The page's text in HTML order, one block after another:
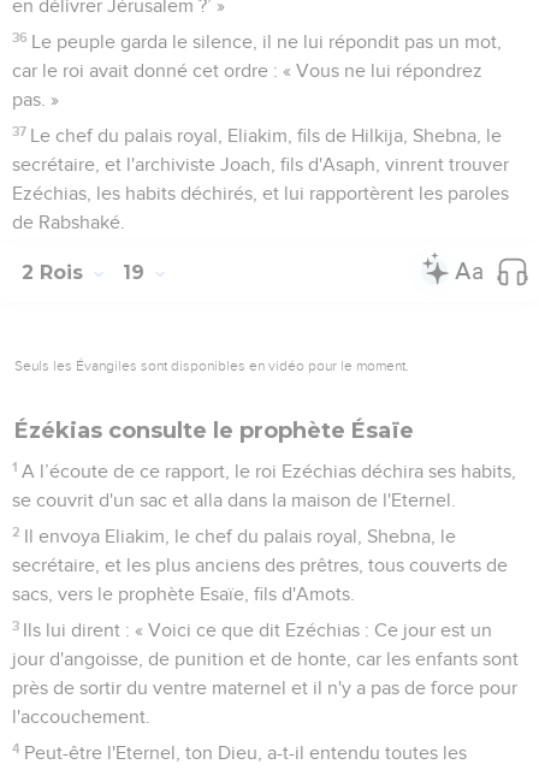
en délivrer Jérusalem ?’ »
36 Le peuple garda le silence, il ne lui répondit pas un mot,
car le roi avait donné cet ordre : « Vous ne lui répondrez
pas. »
37 Le chef du palais royal, Eliakim, fils de Hilkija, Shebna, le
secrétaire, et l'archiviste Joach, fils d'Asaph, vinrent trouver
Ezéchias, les habits déchirés, et lui rapportèrent les paroles
de Rabshaké.
2 Rois 19
Seuls les Évangiles sont disponibles en vidéo pour le moment.
Ézékias consulte le prophète Ésaïe
1 A l’écoute de ce rapport, le roi Ezéchias déchira ses habits,
se couvrit d'un sac et alla dans la maison de l'Eternel.
2 Il envoya Eliakim, le chef du palais royal, Shebna, le
secrétaire, et les plus anciens des prêtres, tous couverts de
sacs, vers le prophète Esaïe, fils d'Amots.
3 Ils lui dirent : « Voici ce que dit Ezéchias : Ce jour est un
jour d'angoisse, de punition et de honte, car les enfants sont
près de sortir du ventre maternel et il n'y a pas de force pour
l'accouchement.
4 Peut-être l'Eternel, ton Dieu, a-t-il entendu toutes les